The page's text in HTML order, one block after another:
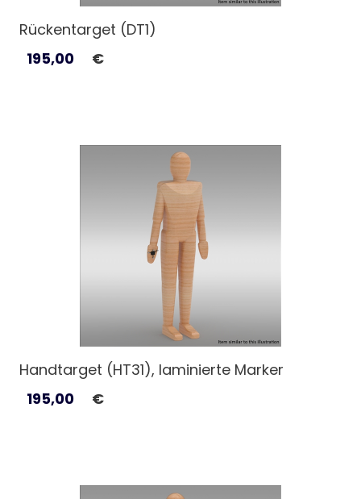
Rückentarget (DT1)
195,00
€
Handtarget (HT31), laminierte Marker
195,00
€